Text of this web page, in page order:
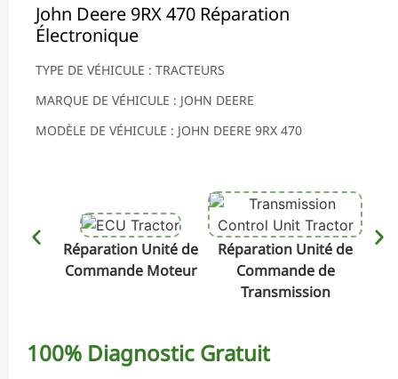
John Deere 9RX 470 Réparation
Électronique
TYPE DE VÉHICULE : TRACTEURS
MARQUE DE VÉHICULE : JOHN DEERE
MODÈLE DE VÉHICULE : JOHN DEERE 9RX 470
Réparation Unité de
Commande Moteur
Réparation Unité de
Commande de
Transmission
100% Diagnostic Gratuit